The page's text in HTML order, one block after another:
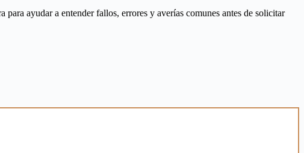
ayudar a entender fallos, errores y averías comunes antes de solicitar